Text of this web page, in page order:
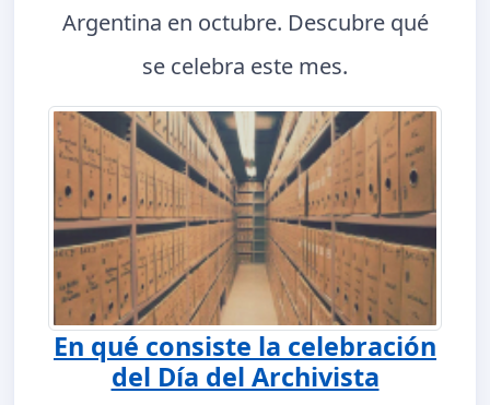
Argentina en octubre. Descubre qué
se celebra este mes.
En qué consiste la celebración
del Día del Archivista